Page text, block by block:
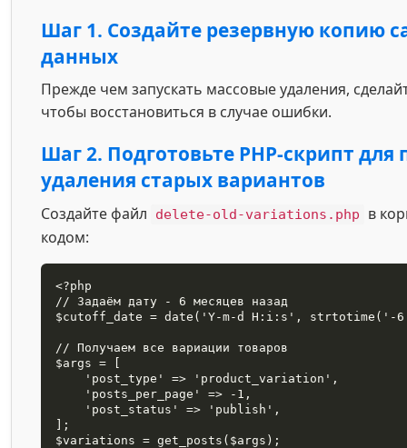
Шаг 1. Создайте резервную копию
данных
Прежде чем запускать массовые удаления,
чтобы восстановиться в случае ошибки.
Шаг 2. Подготовьте PHP-скрипт для
удаления старых вариантов
Создайте файл delete-old-variations.php
в
кодом:
<?php
// Задаём дату - 6 месяцев назад
$cutoff_date = date('Y-m-d H:i:s', strtotime('-
// Получаем все вариации товаров
$args = [
];
$variations = get_posts($args);